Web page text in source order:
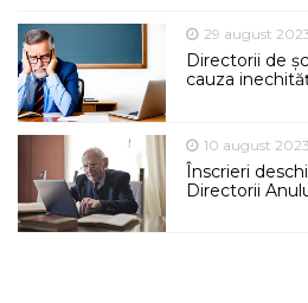
29 august
Directorii de
cauza
10 august 2023
Înscrieri
Directorii